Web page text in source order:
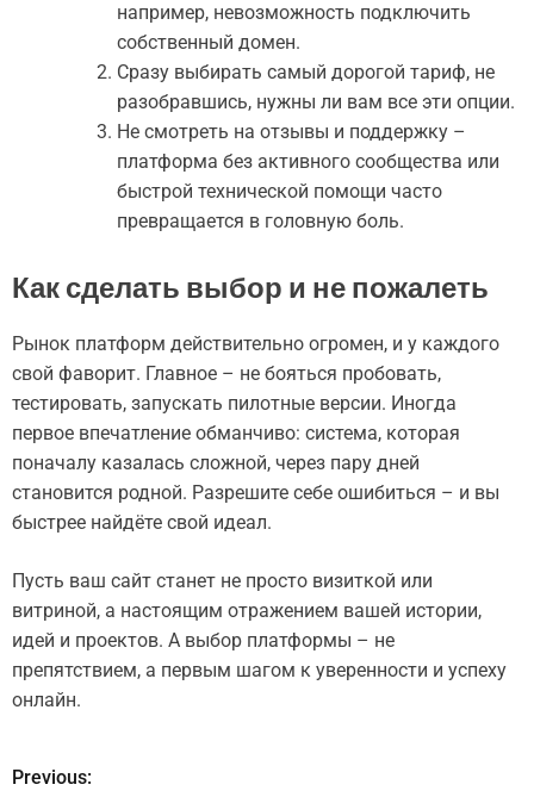
например, невозможность подключить
собственный домен.
Сразу выбирать самый дорогой тариф, не
разобравшись, нужны ли вам все эти опции.
Не смотреть на отзывы и поддержку –
платформа без активного сообщества или
быстрой технической помощи часто
превращается в головную боль.
Как сделать выбор и не пожалеть
Рынок платформ действительно огромен, и у каждого
свой фаворит. Главное – не бояться пробовать,
тестировать, запускать пилотные версии. Иногда
первое впечатление обманчиво: система, которая
поначалу казалась сложной, через пару дней
становится родной. Разрешите себе ошибиться – и вы
быстрее найдёте свой идеал.
Пусть ваш сайт станет не просто визиткой или
витриной, а настоящим отражением вашей истории,
идей и проектов. А выбор платформы – не
препятствием, а первым шагом к уверенности и успеху
онлайн.
Н
Previous: